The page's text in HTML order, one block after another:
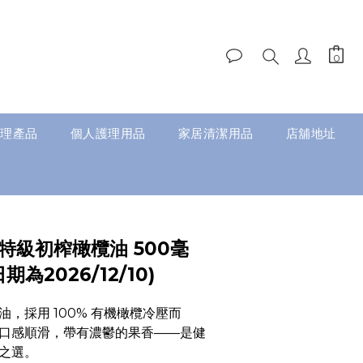
產品 個人護理用品 家居清潔用品 店舖地址
級初榨橄欖油 500毫
期為2026/12/10)
，採用 100% 有機橄欖冷壓而
感順滑，帶有濃鬱的果香——是健
選。